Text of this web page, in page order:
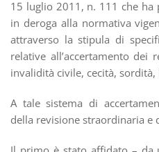
15 luglio 2011, n. 111 che ha
in deroga alla normativa
attraverso la stipula di
relative all’accertamento
invalidità civile, cecità,
A tale sistema di
della revisione straordinaria e